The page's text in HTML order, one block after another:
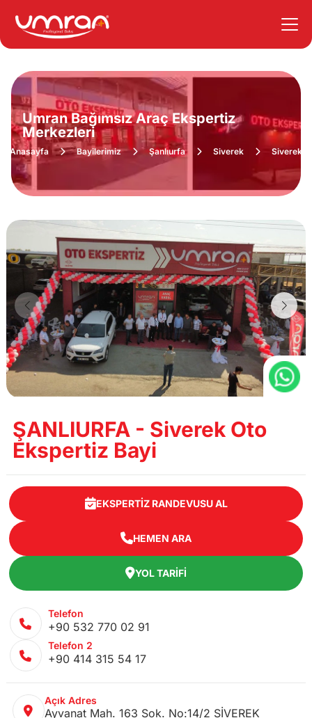
Umran Bağımsız Araç Ekspertiz
Merkezleri
Anasayfa Bayilerimiz Şanlıurfa Siverek Siverek
ŞANLIURFA - Siverek Oto
Ekspertiz Bayi
EKSPERTIZ RANDEVUSU AL
HEMEN ARA
YOL TARIFI
Telefon
+90 532 770 02 91
Telefon 2
+90 414 315 54 17
Açık Adres
Ayvanat Mah. 163 Sok. No:14/2 SİVEREK